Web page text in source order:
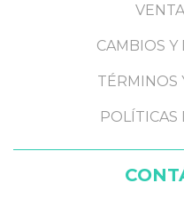
CAMBIOS Y
TÉRMINOS
POLÍTICAS